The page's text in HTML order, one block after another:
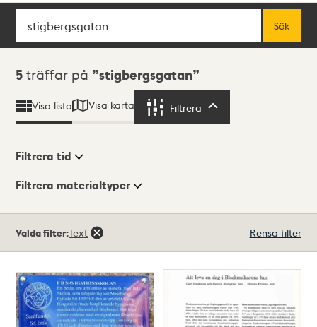
Sök
Sök
Sökresultat
5 träffar på stigbergsgatan
Visa lista Visa karta Filtrera
Visningsläge
Filtrera tid
Filtrera materialtyper
träffar
Valda filter:Text Rensa filter